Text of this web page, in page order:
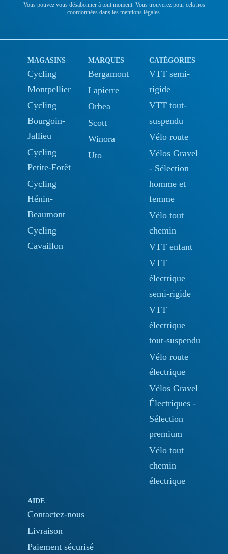
Vous pouvez vous désabonner à tout moment. Vous trouverez pour cela nos
coordonnées dans les mentions légales.
MAGASINS
Cycling
Montpellier
Cycling
Bourgoin-
Jallieu
Cycling
Petite-Forêt
Cycling
Hénin-
Beaumont
Cycling
Cavaillon
MARQUES
Bergamont
Lapierre
Orbea
Scott
Winora
Uto
CATÉGORIES
VTT semi-
rigide
VTT tout-
suspendu
Vélo route
Vélos Gravel
- Sélection
homme et
femme
Vélo tout
chemin
VTT enfant
VTT
électrique
semi-rigide
VTT
électrique
tout-suspendu
Vélo route
électrique
Vélos Gravel
Électriques -
Sélection
premium
Vélo tout
chemin
électrique
AIDE
Contactez-nous
Livraison
Paiement sécurisé